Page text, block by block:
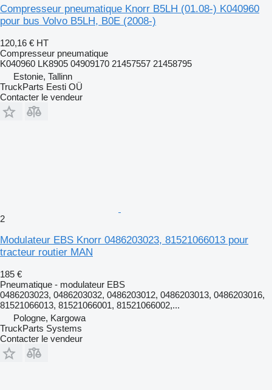
Compresseur pneumatique Knorr B5LH (01.08-) K040960
pour bus Volvo B5LH, B0E (2008-)
120,16 € HT
Compresseur pneumatique
K040960 LK8905 04909170 21457557 21458795
Estonie, Tallinn
TruckParts Eesti OÜ
Contacter le vendeur
2
Modulateur EBS Knorr 0486203023, 81521066013 pour
tracteur routier MAN
185 €
Pneumatique - modulateur EBS
0486203023, 0486203032, 0486203012, 0486203013, 0486203016,
81521066013, 81521066001, 81521066002,...
Pologne, Kargowa
TruckParts Systems
Contacter le vendeur